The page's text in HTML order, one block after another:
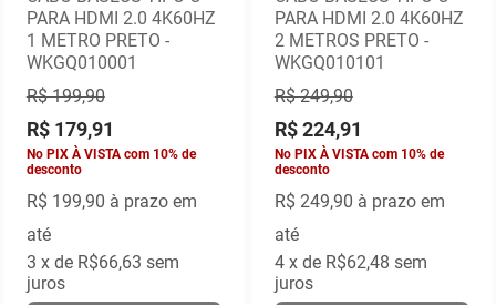
PARA HDMI 2.0 4K60HZ
1 METRO PRETO -
WKGQ010001
R$ 199,90
R$ 179,91
No PIX À VISTA com 10% de
desconto
R$ 199,90 à prazo em
até
3 x de R$66,63 sem
juros
PARA HDMI 2.0 4K60HZ
2 METROS PRETO -
WKGQ010101
R$ 249,90
R$ 224,91
No PIX À VISTA com 10% de
desconto
R$ 249,90 à prazo em
até
4x de R$62,48 sem
juros